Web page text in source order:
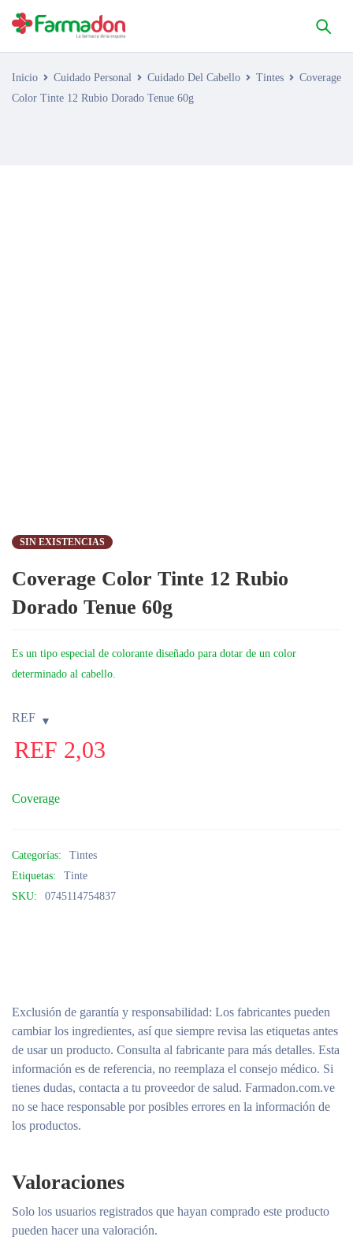
Inicio Cuidado Personal Cuidado Del Cabello Tintes
Coverage
Color Tinte 12 Rubio Dorado Tenue 60g
SIN EXISTENCIAS
Coverage Color Tinte 12 Rubio
Dorado Tenue 60g
Es un tipo especial de colorante diseñado para dotar de un color
determinado al cabello.
REF
REF 2,03
Coverage
Categorías:
Tintes
Etiquetas:
Tinte
SKU:
0745114754837
Exclusión de garantía y responsabilidad: Los fabricantes pueden
cambiar los ingredientes, así que siempre revisa las etiquetas antes
de usar un producto. Consulta al fabricante para más detalles. Esta
información es de referencia, no reemplaza el consejo médico. Si
tienes dudas, contacta a tu proveedor de salud. Farmadon.com.ve
no se hace responsable por posibles errores en la información de
los productos.
Valoraciones
Solo los usuarios registrados que hayan comprado este producto
pueden hacer una valoración.